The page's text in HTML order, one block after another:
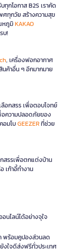
กโอกาส B2S เราคัด
ศทุกวัย สร้างความสุข
หภูมิKAKAO
บ!
, เครื่องฟอกอากาศ
นค้าอื่น ๆ อีกมากมาย
อกสรร เพื่อตอบโจทย์
อความปลอดภัยของ
อมโบGEEZERที่ช่วย
สรรเพื่อตกแต่งบ้าน
เก้าอี้ทำงาน
นไลน์ได้อย่างจุใจ
พร้อมคูปองส่วนลด
งใจดีส่งฟรีทั่วประเทศ